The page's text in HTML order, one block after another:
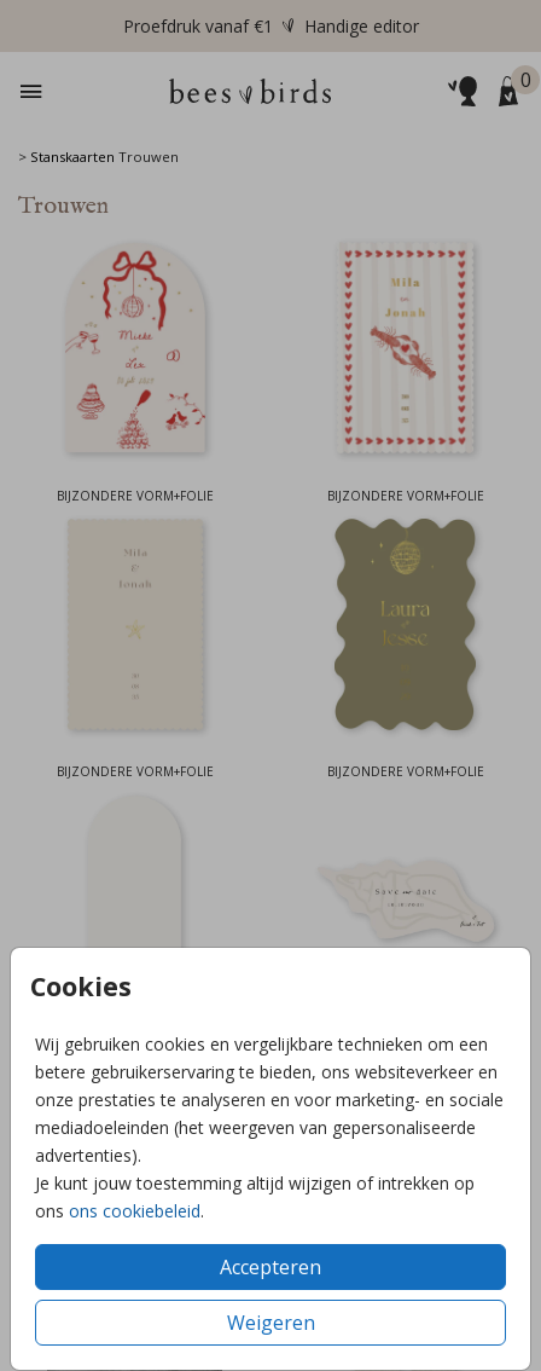
Proefdruk vanaf €1 Handige editor
0
Cookies
Wij gebruiken cookies en vergelijkbare technieken om een
betere gebruikerservaring te bieden, ons websiteverkeer en
onze prestaties te analyseren en voor marketing- en sociale
mediadoeleinden (het weergeven van gepersonaliseerde
advertenties).
Je kunt jouw toestemming altijd wijzigen of intrekken op
ons ons cookiebeleid.
Accepteren
Weigeren
> Stanskaarten Trouwen
Trouwen
BIJZONDERE VORM+FOLIE BIJZONDERE VORM+FOLIE
BIJZONDERE VORM+FOLIE BIJZONDERE VORM+FOLIE
BIJZONDERE VORM+FOLIE BIJZONDERE VORM